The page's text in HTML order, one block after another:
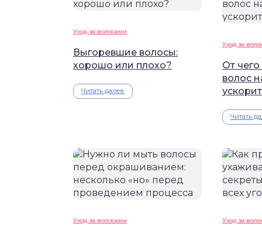
Уход за волосами
Выгоревшие волосы:
хорошо или плохо?
Читать далее
Уход за
От чего
волос
Читать
Уход за волосами Уход за